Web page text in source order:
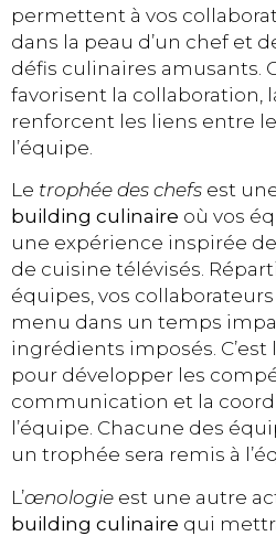
permettent à vos
dans la peau d’un chef et
défis culinaires amusants.
favorisent la collaboration,
renforcent les liens entre
l’équipe.
Le trophée des chefs est
building culinaire où vos
une expérience inspirée
de cuisine télévisés.
équipes, vos
menu dans un temps
ingrédients imposés. C’est
pour développer les
communication et la
l’équipe. Chacune des
un trophée sera remis à
L’œnologie est une autre
building culinaire qui